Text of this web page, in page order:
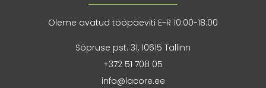
Oleme avatud tööpäeviti E-R 10:00-18:00
Sõpruse pst. 31, 10615 Tallinn
+372 51 708 05
info@lacore.ee